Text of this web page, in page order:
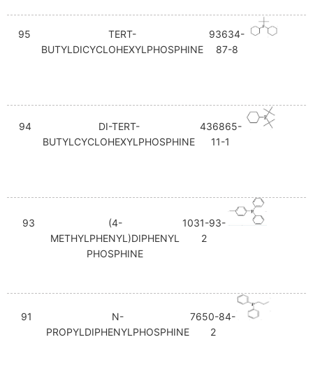
95
TERT-
BUTYLDICYCLOHEXYLPHOSPHINE
93634-
87-8
94
DI-TERT-
BUTYLCYCLOHEXYLPHOSPHINE
436865-
11-1
93
(4-
METHYLPHENYL)DIPHENYL
PHOSPHINE
1031-93-
2
91
N-
PROPYLDIPHENYLPHOSPHINE
7650-84-
2